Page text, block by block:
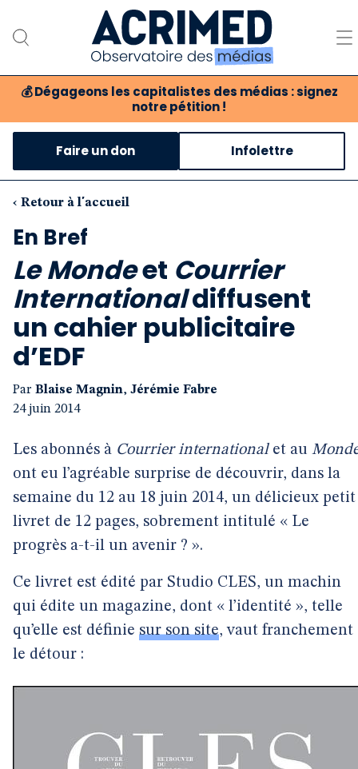
💰 Dégageons les capitalistes des médias : signez
notre pétition !
Notre association
Notre critique des médias
Nos propositions
Boutique
Faire un don Infolettre
‹ Retour à l'accueil
En Bref
Le Mondeet Courrier
Internationaldiffusent
un cahier publicitaire
d’EDF
Par Blaise Magnin, Jérémie Fabre
24 juin 2014
Les abonnés à Courrier internationalet au
ont eu l’agréable surprise de découvrir, dans la
semaine du 12 au 18 juin 2014, un délicieux petit
livret de 12 pages, sobrement intitulé « Le
progrès a-t-il un avenir ? ».
Ce livret est édité par Studio CLES, un machin
qui édite un magazine, dont « l’identité », telle
qu’elle est définie sur son site, vaut franchement
le détour :